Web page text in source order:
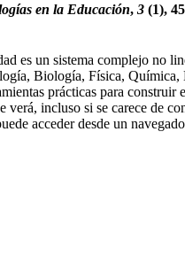
en la Educación, 3 (1),
es un sistema complejo no
Biología, Física,
prácticas para construir
verá, incluso si se carece de
acceder desde un